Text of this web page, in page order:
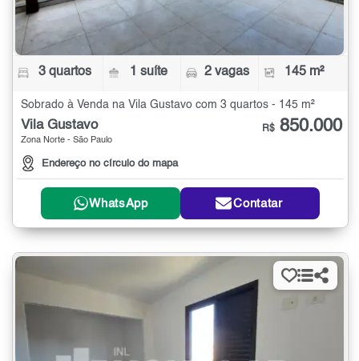
3 quartos 1 suíte 2 vagas 145 m²
Sobrado à Venda na Vila Gustavo com 3 quartos - 145 m²
Vila Gustavo
Zona Norte - São Paulo
Endereço no círculo do mapa
R$ 850.000
WhatsApp Contatar